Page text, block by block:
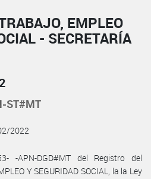
EMPLEO
- SECRETARÍA
ST#MT
2022
-APN-DGD#MT del Registro del
Y SEGURIDAD SOCIAL, la la Ley